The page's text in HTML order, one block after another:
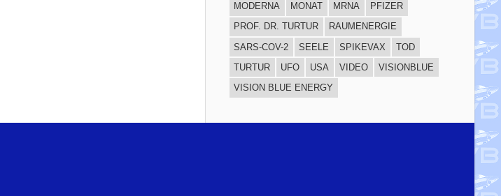
MODERNA
MONAT MRNA
PFIZER
PROF. DR. TURTUR
RAUMENERGIE
SARS-COV-2
SEELE SPIKEVAX
TOD
TURTUR
UFO USA VIDEO
VISIONBLUE
VISION BLUE ENERGY